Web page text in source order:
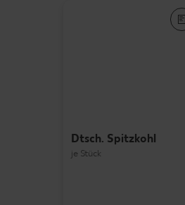
Dtsch. Spitzkohl
je Stück